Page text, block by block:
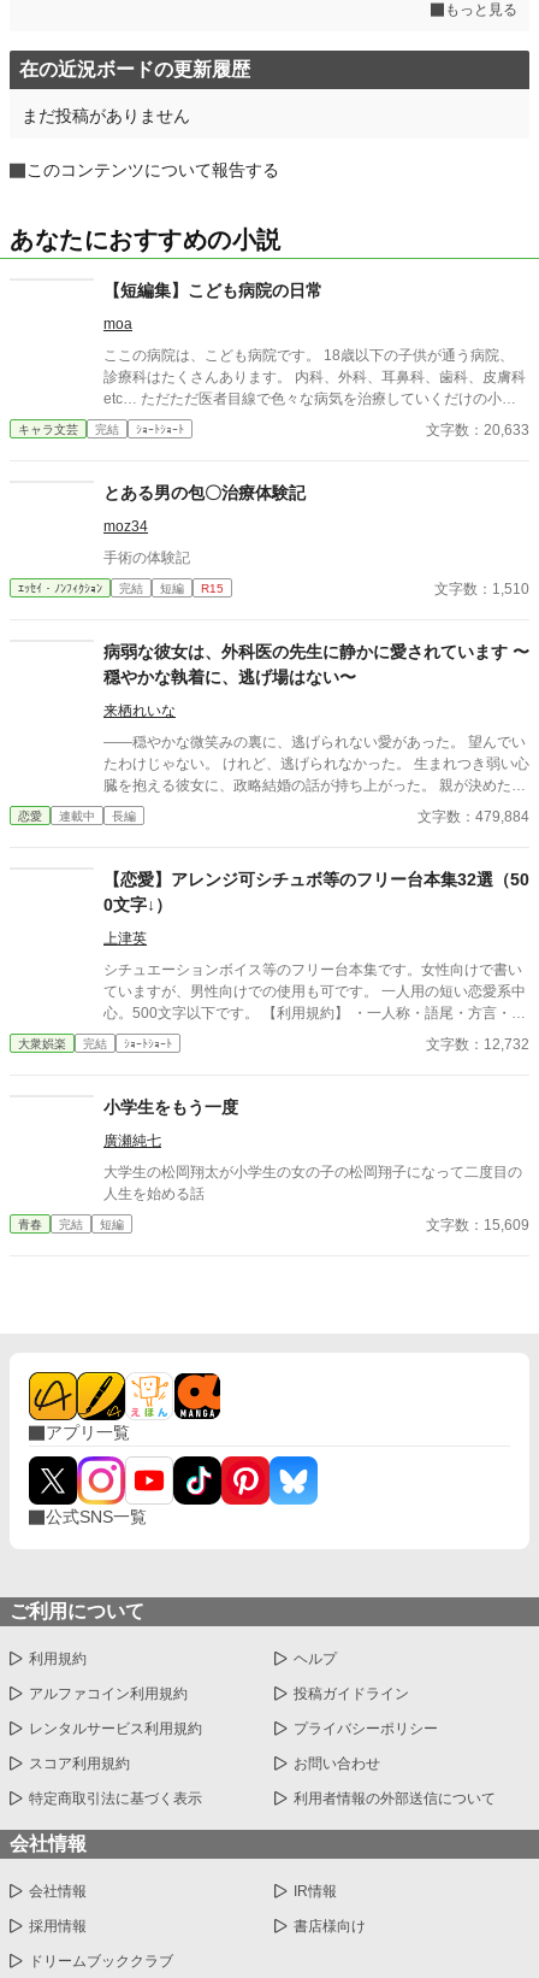
もっと見る
在の近況ボードの更新履歴
まだ投稿がありません
このコンテンツについて報告する
あなたにおすすめの小説
【短編集】こども病院の日常
moa
ここの病院は、こども病院です。 18歳以下の子供が通う病院、
診療科はたくさんあります。 内科、外科、耳鼻科、歯科、皮膚科
etc… ただただ医者目線で色々な病気を治療していくだけの小説
です。 恋愛要素などは一切ありません。 密着病院24時！的な感
じです。 人物像などは表記していない為、読者様のご想像にお任
ください。 歯科以外の医療知識はそこまで詳しくないのですみま
せんがご了承ください。
キャラ文芸 完結 ｼｮｰﾄｼｮｰﾄ 文字数：20,633
とある男の包〇治療体験記
moz34
手術の体験記
ｴｯｾｲ・ﾉﾝﾌｨｸｼｮﾝ 完結 短編 R15 文字数：1,510
病弱な彼女は、外科医の先生に静かに愛されています 〜
穏やかな執着に、逃げ場はない〜
来栖れいな
――穏やかな微笑みの裏に、逃げられない愛があった。 望んでい
たわけじゃない。 けれど、逃げられなかった。 生まれつき弱い心
臓を抱える彼女に、政略結婚の話が持ち上がった。 親が決めた未
来なんて、受け入れられるはずがない。 無表情な彼の穏やかさ
が、余計に腹立たしかった。 それでも――彼だけは違った。 優し
関係は、少しずつ形を変えていく。 これは束縛？ それとも、本
当の愛？ 穏やかな外科医に包まれていく、静かで深い恋の物語。
※この物語はフィクションです。 登場する人物・団体・名称・出
来事などはすべて架空であり、実在のものとは一切関係ありませ
恋愛 連載中 長編 文字数：479,884
【恋愛】アレンジ可シチュボ等のフリー台本集32選（50
0文字↓）
上津英
シチュエーションボイス等のフリー台本集です。女性向けで書い
ていますが、男性向けでの使用も可です。 一人用の短い恋愛系中
心。500文字以下です。 【利用規約】 ・一人称・語尾・方言・男
女逆転などのアレンジはご自由に。 ・シチュボ以外にもASMR・
ボイスドラマ・朗読・配信・声劇にどうぞお使いください。 ・個
す。 1100文字以下のフリー台本はこちら。 https://www.alphapoli
s.co.jp/novel/15408480/988054187
大衆娯楽 完結 ｼｮｰﾄｼｮｰﾄ 文字数：12,732
小学生をもう一度
廣瀬純七
大学生の松岡翔太が小学生の女の子の松岡翔子になって二度目の
人生を始める話
青春 完結 短編 文字数：15,609
アプリ一覧
公式SNS一覧
ご利用について
利用規約 ヘルプ
アルファコイン利用規約 投稿ガイドライン
レンタルサービス利用規約 プライバシーポリシー
スコア利用規約 お問い合わせ
特定商取引法に基づく表示 利用者情報の外部送信について
会社情報
会社情報 IR情報
採用情報 書店様向け
ドリームブッククラブ